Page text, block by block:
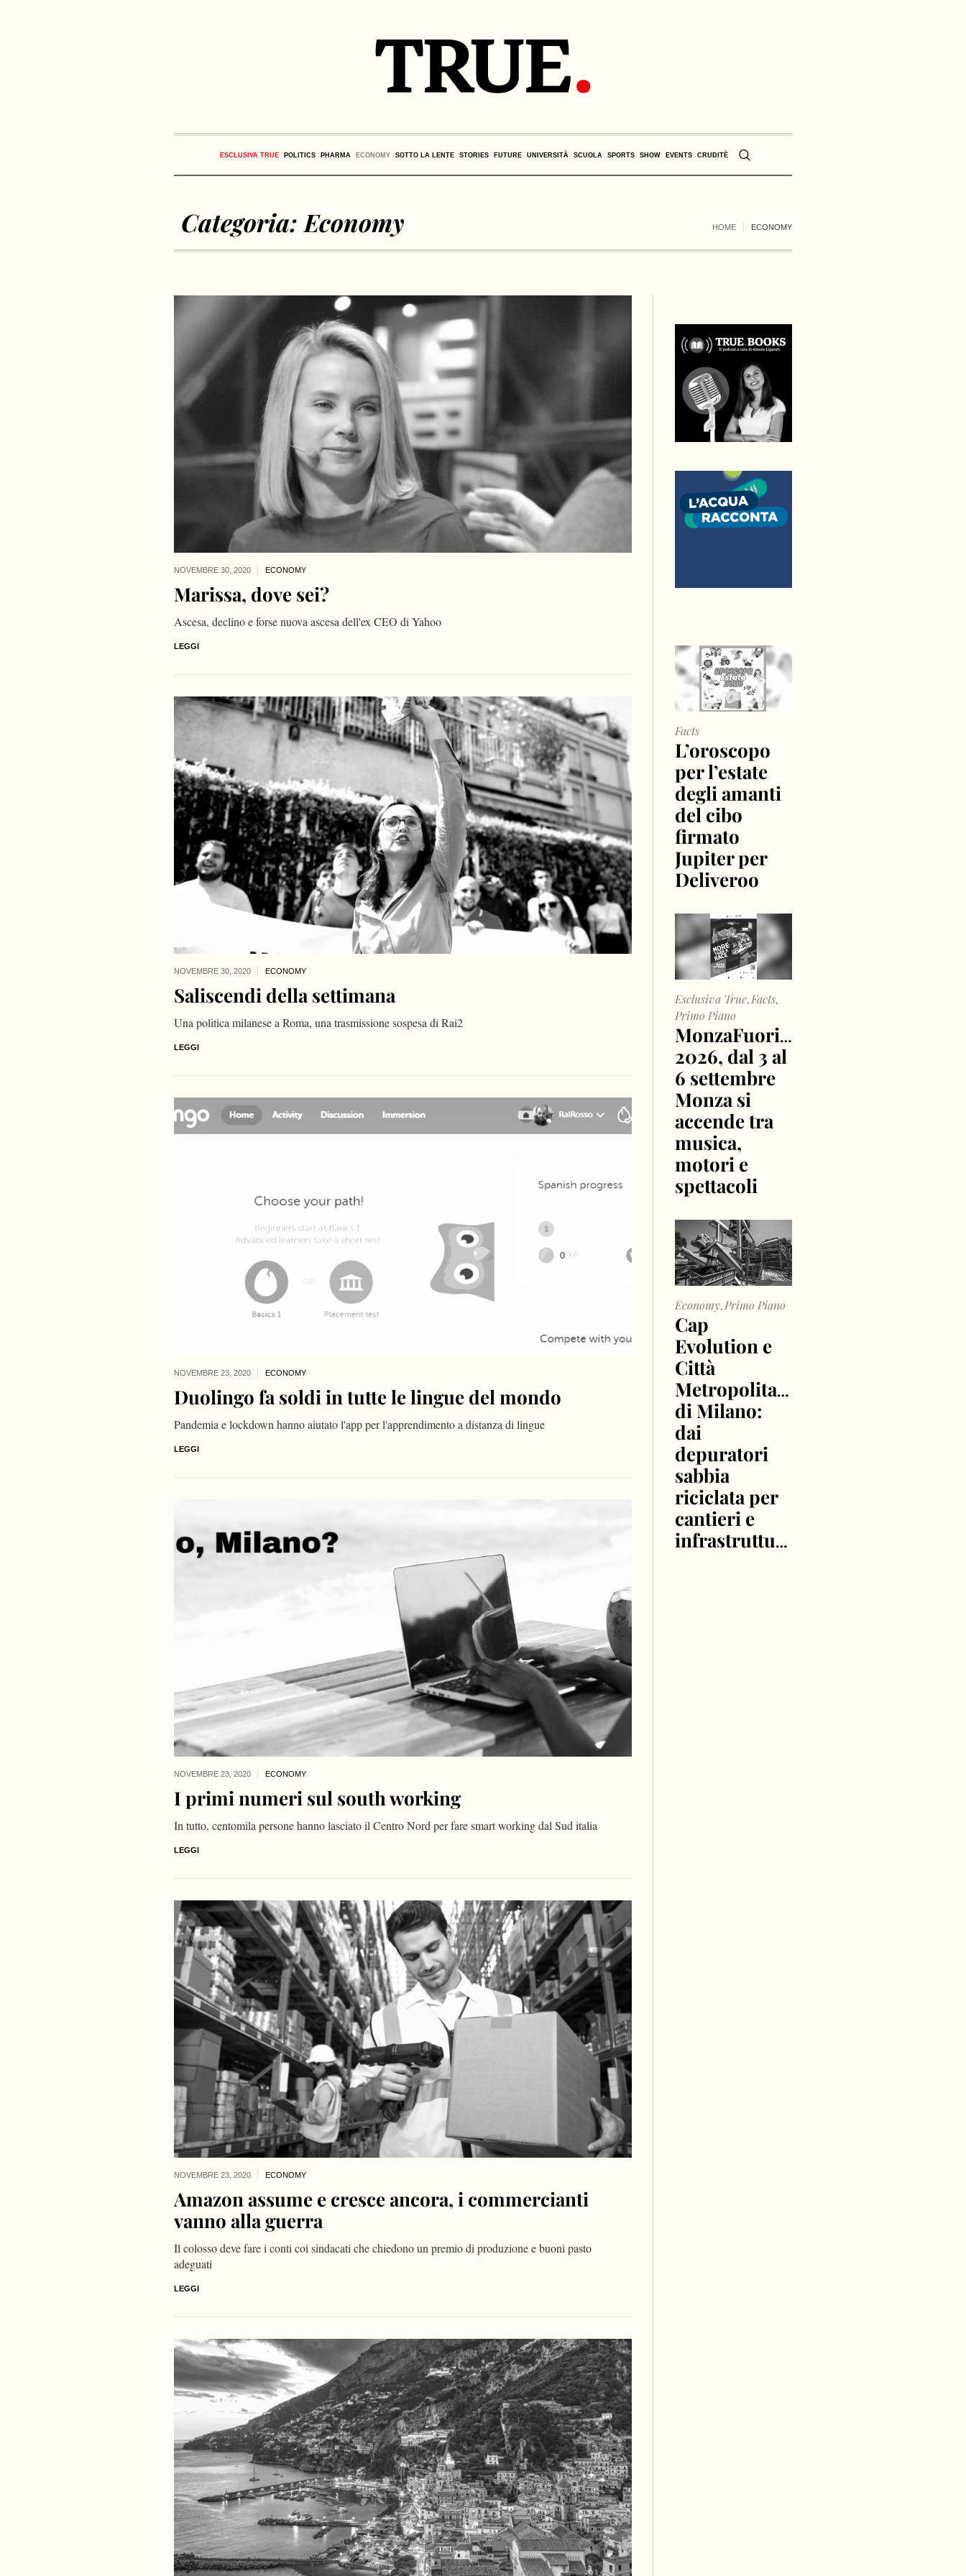
ESCLUSIVA TRUE POLITICS PHARMA ECONOMY SOTTO LA LENTE STORIES FUTURE UNIVERSITÀ SCUOLA SPORTS SHOW EVENTS CRUDITÈ
Categoria: Economy HOME ECONOMY
NOVEMBRE 30, 2020 ECONOMY
Marissa, dove sei?
Ascesa, declino e forse nuova ascesa dell'ex CEO di Yahoo
LEGGI
NOVEMBRE 30, 2020 ECONOMY
Saliscendi della settimana
Una politica milanese a Roma, una trasmissione sospesa di Rai2
LEGGI
NOVEMBRE 23, 2020 ECONOMY
Duolingo fa soldi in tutte le lingue del mondo
Pandemia e lockdown hanno aiutato l'app per l'apprendimento a distanza di lingue
LEGGI
NOVEMBRE 23, 2020 ECONOMY
I primi numeri sul south working
In tutto, centomila persone hanno lasciato il Centro Nord per fare smart working dal Sud italia
LEGGI
NOVEMBRE 23, 2020 ECONOMY
Amazon assume e cresce ancora, i commercianti
vanno alla guerra
Il colosso deve fare i conti coi sindacati che chiedono un premio di produzione e buoni pasto
adeguati
LEGGI
L’oroscopo
per l’estate
degli amanti
del cibo
firmato
Jupiter per
Deliveroo
Facts
MonzaFuoriGP
2026, dal 3 al
6 settembre
Monza si
accende tra
musica,
motori e
spettacoli
Esclusiva True, Facts,
Primo Piano
Cap
Evolution e
Città
Metropolitana
di Milano:
dai
depuratori
sabbia
riciclata per
cantieri e
infrastrutture
Economy, Primo Piano